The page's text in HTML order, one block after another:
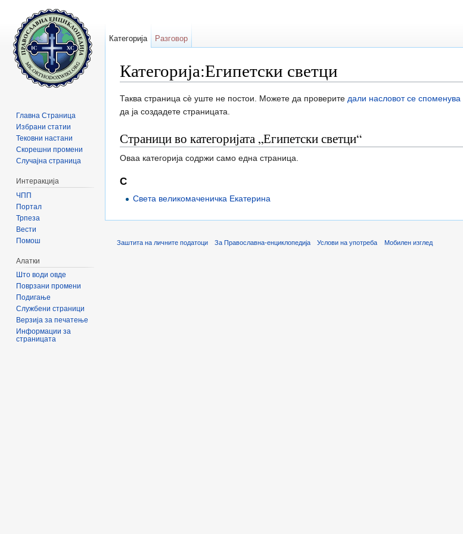
Категорија:Египетски светци
Таква страница сè уште не постои. Можете да проверите дали насловот се споменува
да ја создадете страницата.
Страници во категоријата „Египетски светци“
Оваа категорија содржи само една страница.
С
Света великомаченичка Екатерина
Категорија Разговор
Главна Страница
Избрани статии
Тековни настани
Скорешни промени
Случајна страница
Интеракција
ЧПП
Портал
Трпеза
Вести
Помош
Алатки
Што води овде
Поврзани промени
Подигање
Службени страници
Верзија за печатење
Информации за
страницата
Заштита на личните податоци За Православна-енциклопедија Услови на употреба Мобилен изглед